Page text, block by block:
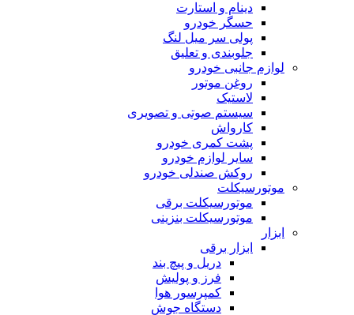
دینام و استارت
حسگر خودرو
پولی سر میل لنگ
جلوبندی و تعلیق
لوازم جانبی خودرو
روغن موتور
لاستیک
سیستم صوتی و تصویری
کارواش
پشت کمری خودرو
سایر لوازم خودرو
روکش صندلی خودرو
موتورسیکلت
موتورسیکلت برقی
موتورسیکلت بنزینی
ابزار
ابزار برقی
دریل و پیچ بند
فرز و پولیش
کمپرسور هوا
دستگاه جوش